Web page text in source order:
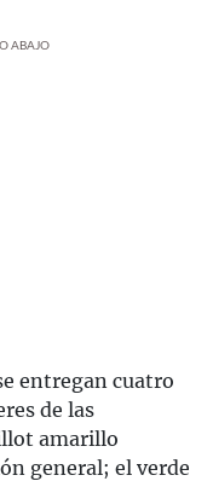
ABAJO
entregan cuatro
de las
amarillo
general; el verde